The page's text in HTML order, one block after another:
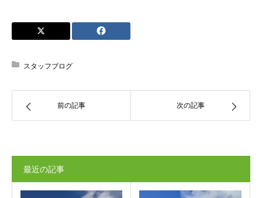
スタッフブログ
前の記事 次の記事
最近の記事